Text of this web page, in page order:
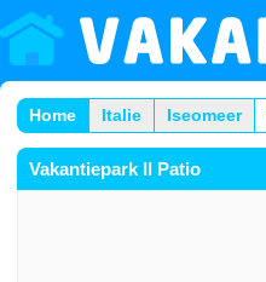
Home Italie Iseomeer
Vakantiepark Il Patio